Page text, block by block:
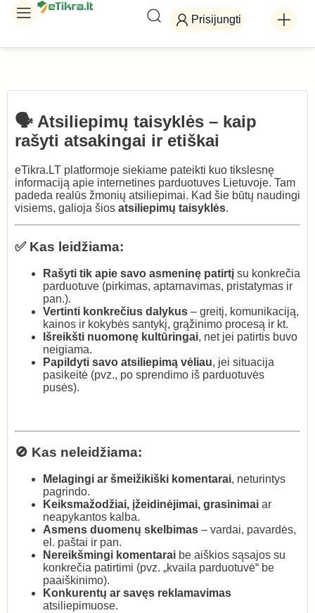
Prisijungti
🗣️ Atsiliepimų taisyklės – kaip
rašyti atsakingai ir etiškai
eTikra.LT platformoje siekiame pateikti kuo tikslesnę
informaciją apie internetines parduotuves Lietuvoje. Tam
padeda realūs žmonių atsiliepimai. Kad šie būtų naudingi
visiems, galioja šios atsiliepimų taisyklės.
✅ Kas leidžiama:
Rašyti tik apie savo asmeninę patirtį su konkrečia
parduotuve (pirkimas, aptarnavimas, pristatymas ir
pan.).
Vertinti konkrečius dalykus – greitį, komunikaciją,
kainos ir kokybės santykį, grąžinimo procesą ir kt.
Išreikšti nuomonę kultūringai, net jei patirtis buvo
neigiama.
Papildyti savo atsiliepimą vėliau, jei situacija
pasikeitė (pvz., po sprendimo iš parduotuvės
pusės).
🚫 Kas neleidžiama:
Melagingi ar šmeižikiški komentarai, neturintys
pagrindo.
Keiksmažodžiai, įžeidinėjimai, grasinimai ar
neapykantos kalba.
Asmens duomenų skelbimas – vardai, pavardės,
el. paštai ir pan.
Nereikšmingi komentarai be aiškios sąsajos su
konkrečia patirtimi (pvz. „kvaila parduotuvė“ be
paaiškinimo).
Konkurentų ar savęs reklamavimas
atsiliepimuose.